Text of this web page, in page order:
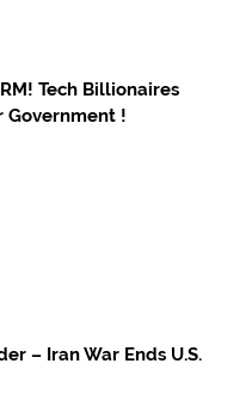
Tech Billionaires
Government !
– Iran War Ends U.S.